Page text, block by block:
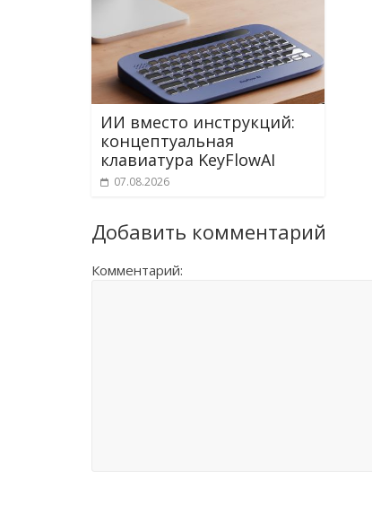
ИИ вместо инструкций:
концептуальная
клавиатура KeyFlowAI
07.08.2026
Добавить комментарий
Комментарий: